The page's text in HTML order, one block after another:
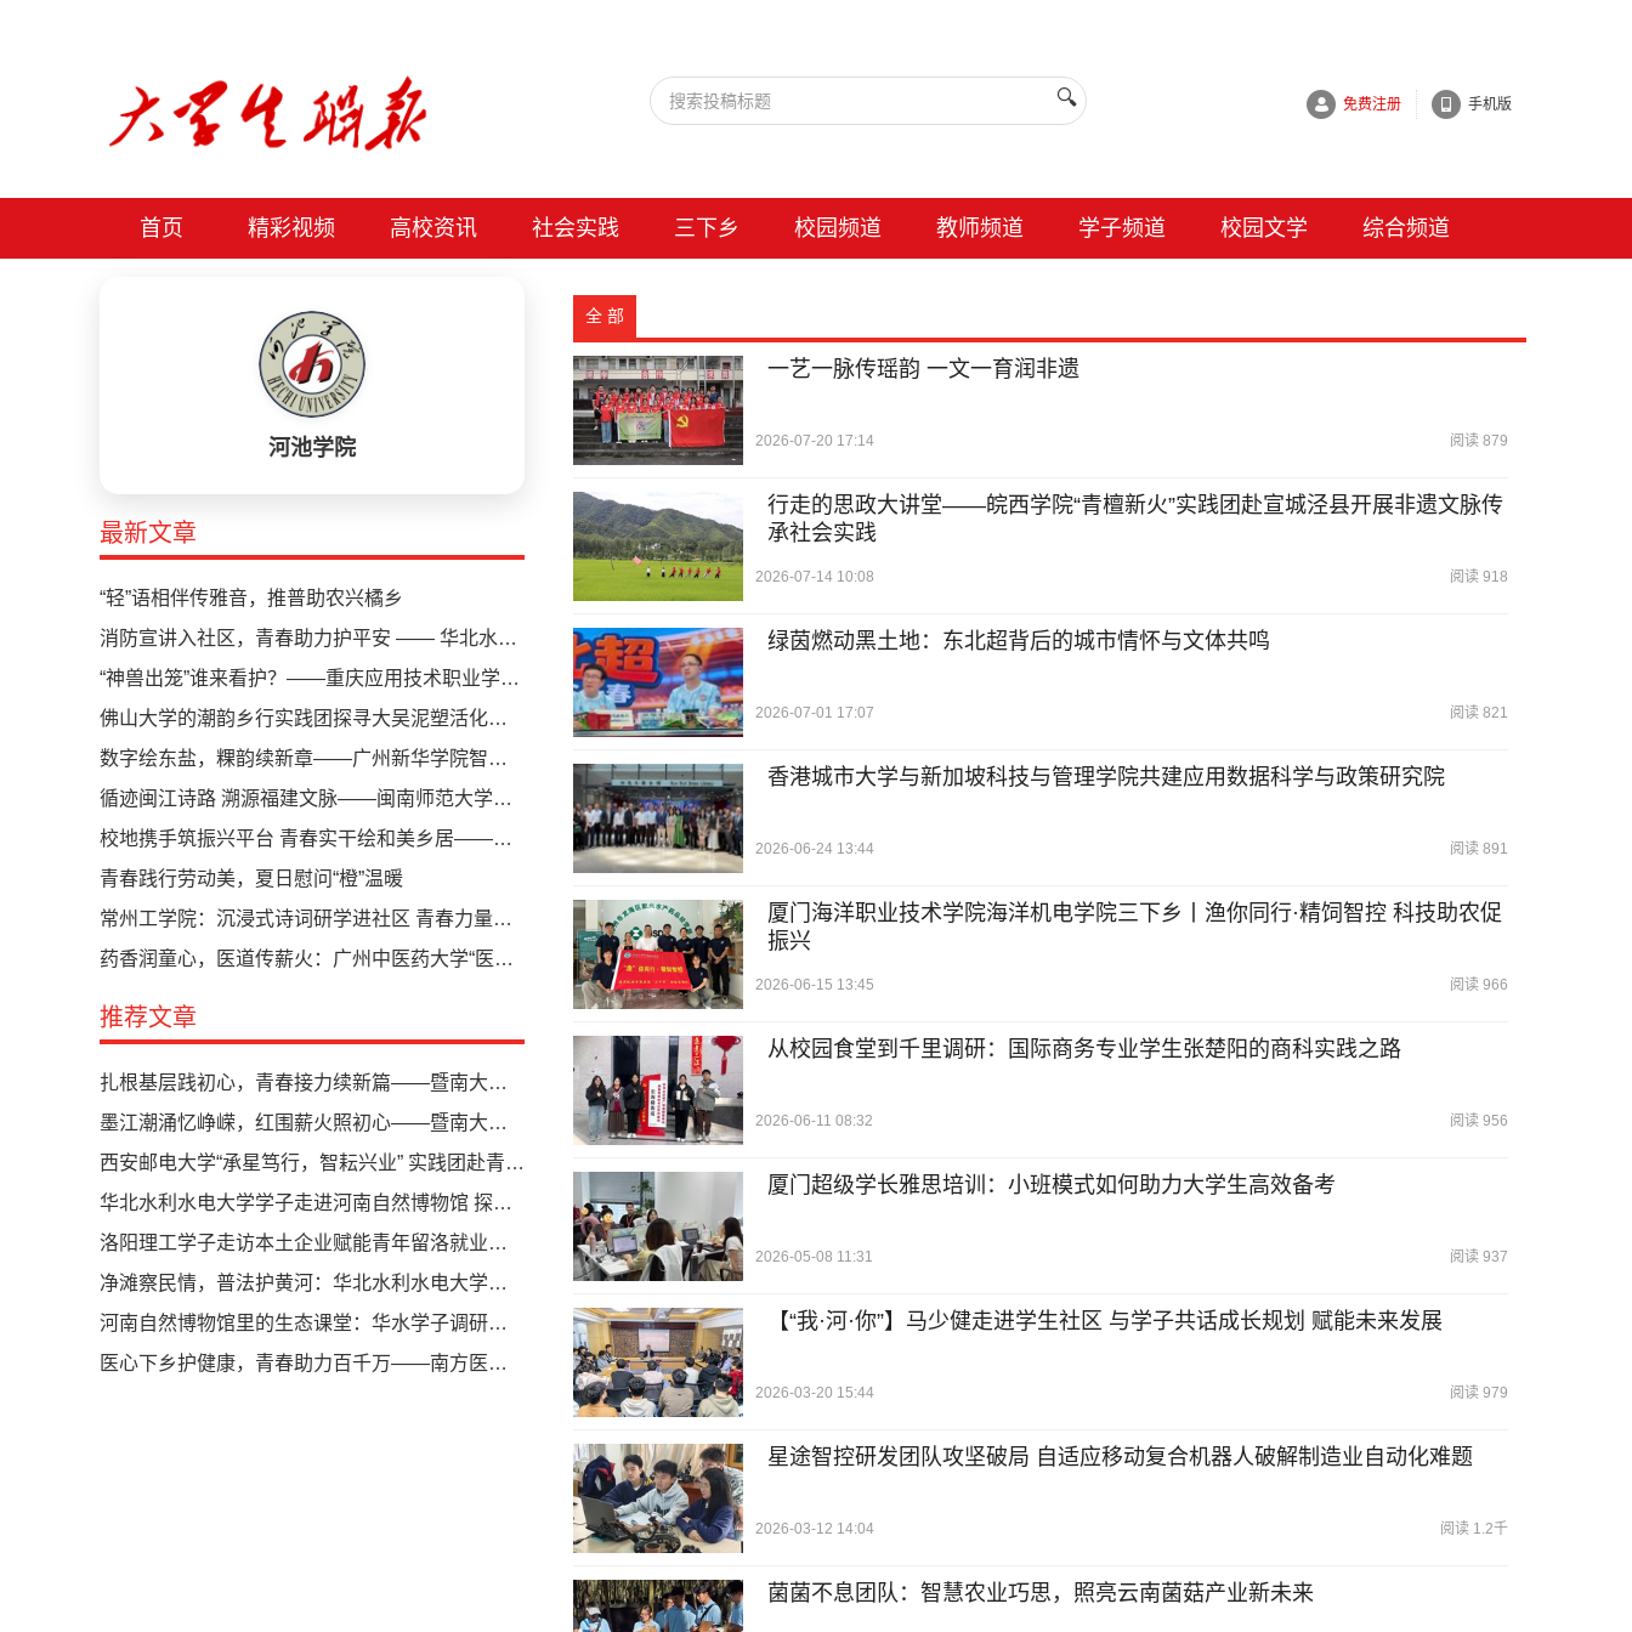
🔍 免费注册 手机版
首页 精彩视频 高校资讯 社会实践 三下乡 校园频道 教师频道 学子频道 校园文学 综合频道
河池学院
最新文章
“轻”语相伴传雅音，推普助农兴橘乡
消防宣讲入社区，青春助力护平安 —— 华北水利水电大学“关爱环卫工”实践队积极参与社区消防安全主题活动
“神兽出笼”谁来看护？——重庆应用技术职业学院大学生走进基层开展暑期公益托管
佛山大学的潮韵乡行实践团探寻大吴泥塑活化传承之路
数字绘东盐，粿韵续新章——广州新华学院智汇来潮突击队以数字技术赋能东盐村粿文化非遗传承
循迹闽江诗路 溯源福建文脉——闽南师范大学文学院实践队赴鼓楼、马尾开展暑期社会实践纪实
校地携手筑振兴平台 青春实干绘和美乡居——青岛农业大学建筑工程学院“‘砼’襄盛举·万‘乡’更新”社会实践团赴滨州邹平开展暑期社会实践
青春践行劳动美，夏日慰问“橙”温暖
常州工学院：沉浸式诗词研学进社区 青春力量传承古典诗意
药香润童心，医道传薪火：广州中医药大学“医道传心队”义教活动走进乾务中学
推荐文章
扎根基层践初心，青春接力续新篇——暨南大学“健康小院”“百千万工程”突击队赴韶关开展暑期社会实践纪实
墨江潮涌忆峥嵘，红围薪火照初心——暨南大学“健康小院”“百千万工程”突击队暑期“三下乡”社会实践纪实
西安邮电大学“承星笃行，智耘兴业” 实践团赴青海开展暑期社会实践
华北水利水电大学学子走进河南自然博物馆 探寻中原地质奥秘
洛阳理工学子走访本土企业赋能青年留洛就业发展
净滩察民情，普法护黄河：华北水利水电大学学子深入花园口助力黄河流域生态保护
河南自然博物馆里的生态课堂：华水学子调研科普服务
医心下乡护健康，青春助力百千万——南方医科大学“救在基础”志愿服务队赴韶关大塘镇开展专项志愿服务
全 部
一艺一脉传瑶韵 一文一育润非遗
2026-07-20 17:14 阅读 879
行走的思政大讲堂——皖西学院“青檀新火”实践团赴宣城泾县开展非遗文脉传
承社会实践
2026-07-14 10:08 阅读 918
​绿茵燃动黑土地：东北超背后的城市情怀与文体共鸣
2026-07-01 17:07 阅读 821
香港城市大学与新加坡科技与管理学院共建应用数据科学与政策研究院
2026-06-24 13:44 阅读 891
厦门海洋职业技术学院海洋机电学院三下乡丨渔你同行·精饲智控 科技助农促
振兴
2026-06-15 13:45 阅读 966
从校园食堂到千里调研：国际商务专业学生张楚阳的商科实践之路
2026-06-11 08:32 阅读 956
厦门超级学长雅思培训：小班模式如何助力大学生高效备考
2026-05-08 11:31 阅读 937
【“我·河·你”】马少健走进学生社区 与学子共话成长规划 赋能未来发展
2026-03-20 15:44 阅读 979
星途智控研发团队攻坚破局 自适应移动复合机器人破解制造业自动化难题
2026-03-12 14:04 阅读 1.2千
菌菌不息团队：智慧农业巧思，照亮云南菌菇产业新未来